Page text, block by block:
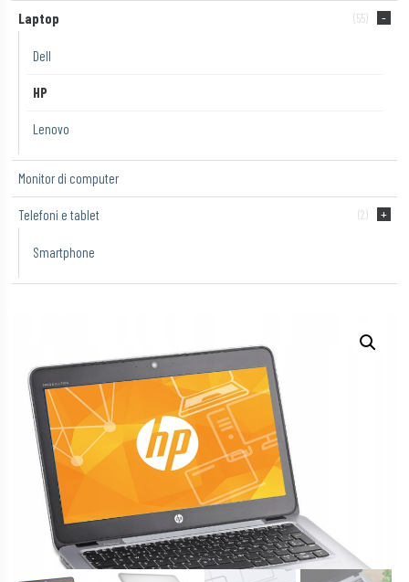
Laptop (55)
Dell
HP
Lenovo
Monitor di computer
Telefoni e tablet (2)
Smartphone